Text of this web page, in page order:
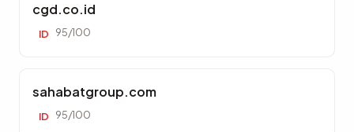
cgd.co.id
ID 95/100
sahabatgroup.com
ID 95/100